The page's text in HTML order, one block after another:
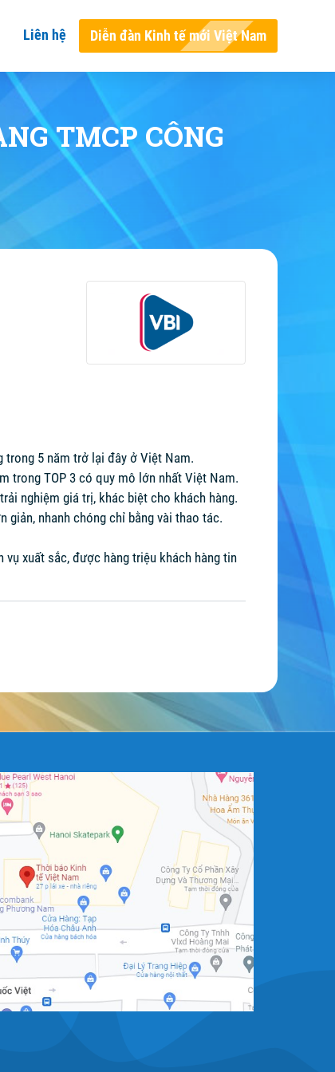
Liên hệ Diễn đàn Kinh tế mới Việt Nam
TMCP CÔNG
trong 5 năm trở lại đây ở Việt Nam.
trong TOP 3 có quy mô lớn nhất Việt Nam.
nghiệm giá trị, khác biệt cho khách hàng.
giản, nhanh chóng chỉ bằng vài thao tác.
xuất sắc, được hàng triệu khách hàng tin